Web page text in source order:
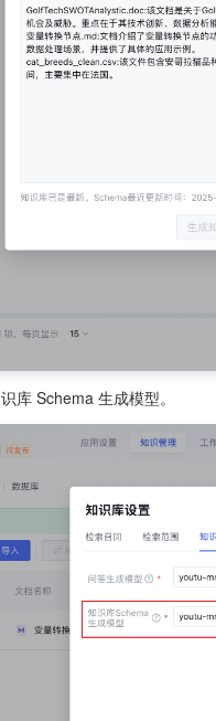
库 Schema 生成模型。